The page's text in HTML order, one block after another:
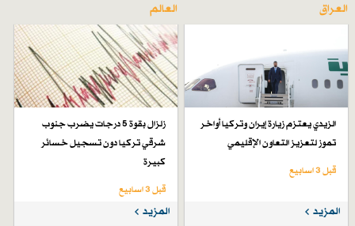
العراق
الزيدي يعتزم زيارة إيران وتركيا أواخر
تموز لتعزيز التعاون الإقليمي
قبل 3 اسابیع
المزيد
العالم
زلزال بقوة 5 درجات يضرب جنوب
شرقي تركيا دون تسجيل خسائر
كبيرة
قبل 3 اسابیع
المزيد